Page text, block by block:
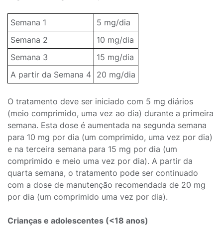
Semana 1
5 mg/dia
Semana 2
10 mg/dia
Semana 3
15 mg/dia
A partir da Semana 4 20 mg/dia
O tratamento deve ser iniciado com 5 mg diários
(meio comprimido, uma vez ao dia) durante a primeira
semana. Esta dose é aumentada na segunda semana
para 10 mg por dia (um comprimido, uma vez por dia)
e na terceira semana para 15 mg por dia (um
comprimido e meio uma vez por dia). A partir da
quarta semana, o tratamento pode ser continuado
com a dose de manutenção recomendada de 20 mg
por dia (um comprimido uma vez por dia).
Crianças e adolescentes (<18 anos)